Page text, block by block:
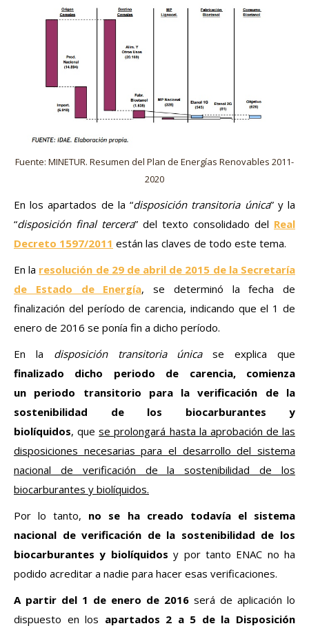
Fuente: MINETUR. Resumen del Plan de Energías Renovables 2011-
2020
En los apartados de la “disposición transitoria única” y la
“disposición final tercera” del texto consolidado del Real
Decreto 1597/2011 están las claves de todo este tema.
En la resolución de 29 de abril de 2015 de la Secretaría
de Estado de Energía, se determinó la fecha de
finalización del período de carencia, indicando que el 1 de
enero de 2016 se ponía fin a dicho período.
En la disposición transitoria únicase explica que
finalizado dicho periodo de carencia, comienza
un periodo transitorio para la verificación de la
sostenibilidad de los biocarburantes y
biolíquidos, quese prolongará hasta la aprobación de las
disposiciones necesarias para el desarrollo del sistema
nacional de verificación de la sostenibilidad de los
biocarburantes y biolíquidos.
Por lo tanto, no se ha creado todavía el sistema
nacional de verificación de la sostenibilidad de los
biocarburantes y biolíquidos y por tanto ENAC no ha
podido acreditar a nadie para hacer esas verificaciones.
A partir del 1 de enero de 2016 será de aplicación lo
dispuesto en los apartados 2 a 5 de la Disposición